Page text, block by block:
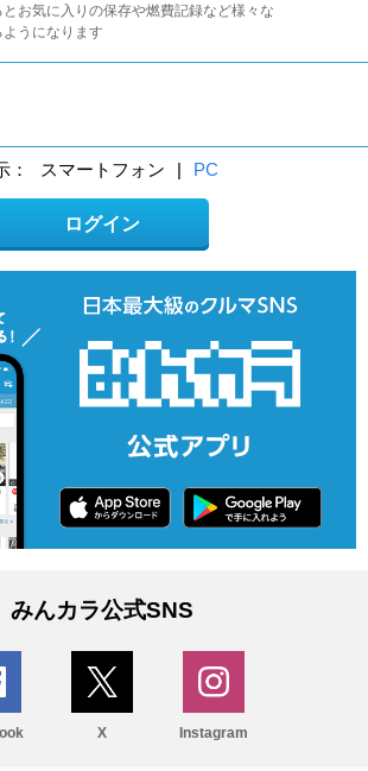
とお気に入りの保存や燃費記録など様々な
うになります
： スマートフォン | PC
ログイン
みんカラ公式SNS
X Instagram